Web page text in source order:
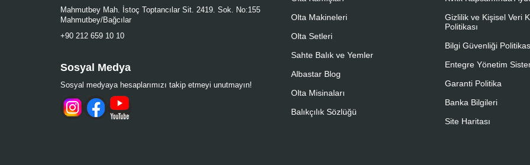
Mahmutbey Mah. İstoç Toptancılar Sit. 2419. Sok. No:155
Mahmutbey/Bağcılar
+90 212 659 10 10
Sosyal Medya
Sosyal medyaya hesaplarımızı takip etmeyi unutmayın!
Olta Makineleri
Olta Setleri
Sahte Balık ve Yemler
Albastar Blog
Olta Misinaları
Balıkçılık Sözlüğü
Gizlilik ve Kişisel Veri
Politikası
Bilgi Güvenliği
Entegre Yönetim
Garanti Politika
Banka Bilgileri
Site Haritası